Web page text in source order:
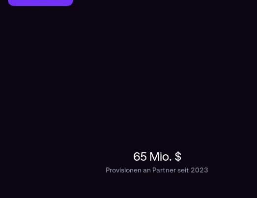
65 Mio. $
Provisionen an Partner seit 2023